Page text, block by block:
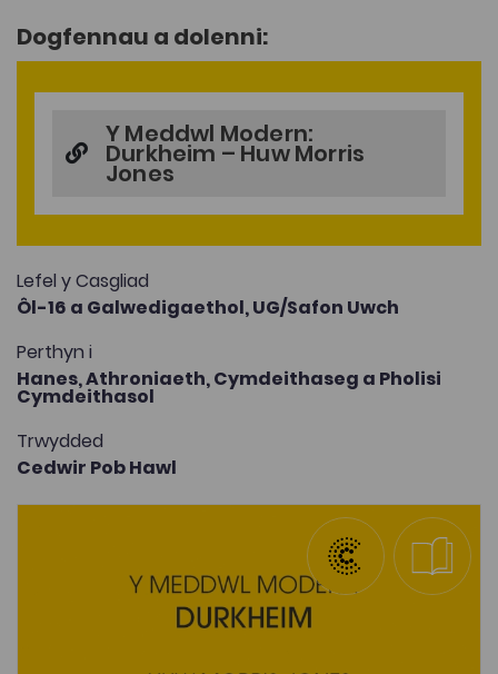
Dogfennau a dolenni:
Y Meddwl Modern:
Durkheim – Huw Morris
Jones
Lefel y Casgliad
Ôl-16 a Galwedigaethol,UG/Safon Uwch
Perthyn i
Hanes,Athroniaeth,Cymdeithaseg a Pholisi
Cymdeithasol
Trwydded
Cedwir Pob Hawl